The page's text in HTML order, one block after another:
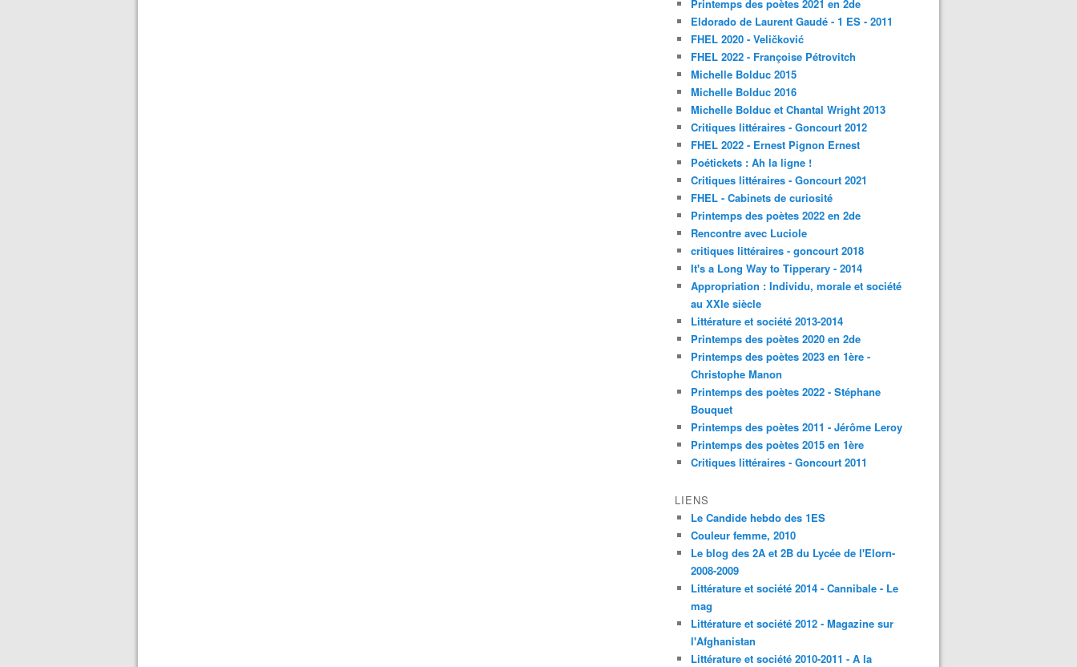
Printemps des poètes 2021 en 2de
Eldorado de Laurent Gaudé - 1 ES - 2011
FHEL 2020 - Veličković
FHEL 2022 - Françoise Pétrovitch
Michelle Bolduc 2015
Michelle Bolduc 2016
Michelle Bolduc et Chantal Wright 2013
Critiques littéraires - Goncourt 2012
FHEL 2022 - Ernest Pignon Ernest
Poétickets : Ah la ligne !
Critiques littéraires - Goncourt 2021
FHEL - Cabinets de curiosité
Printemps des poètes 2022 en 2de
Rencontre avec Luciole
critiques littéraires - goncourt 2018
It's a Long Way to Tipperary - 2014
Appropriation : Individu, morale et société
au XXIe siècle
Littérature et société 2013-2014
Printemps des poètes 2020 en 2de
Printemps des poètes 2023 en 1ère -
Christophe Manon
Printemps des poètes 2022 - Stéphane
Bouquet
Printemps des poètes 2011 - Jérôme Leroy
Printemps des poètes 2015 en 1ère
Critiques littéraires - Goncourt 2011
LIENS
Le Candide hebdo des 1ES
Couleur femme, 2010
Le blog des 2A et 2B du Lycée de l'Elorn-
2008-2009
Littérature et société 2014 - Cannibale - Le
mag
Littérature et société 2012 - Magazine sur
l'Afghanistan
Littérature et société 2010-2011 - A la